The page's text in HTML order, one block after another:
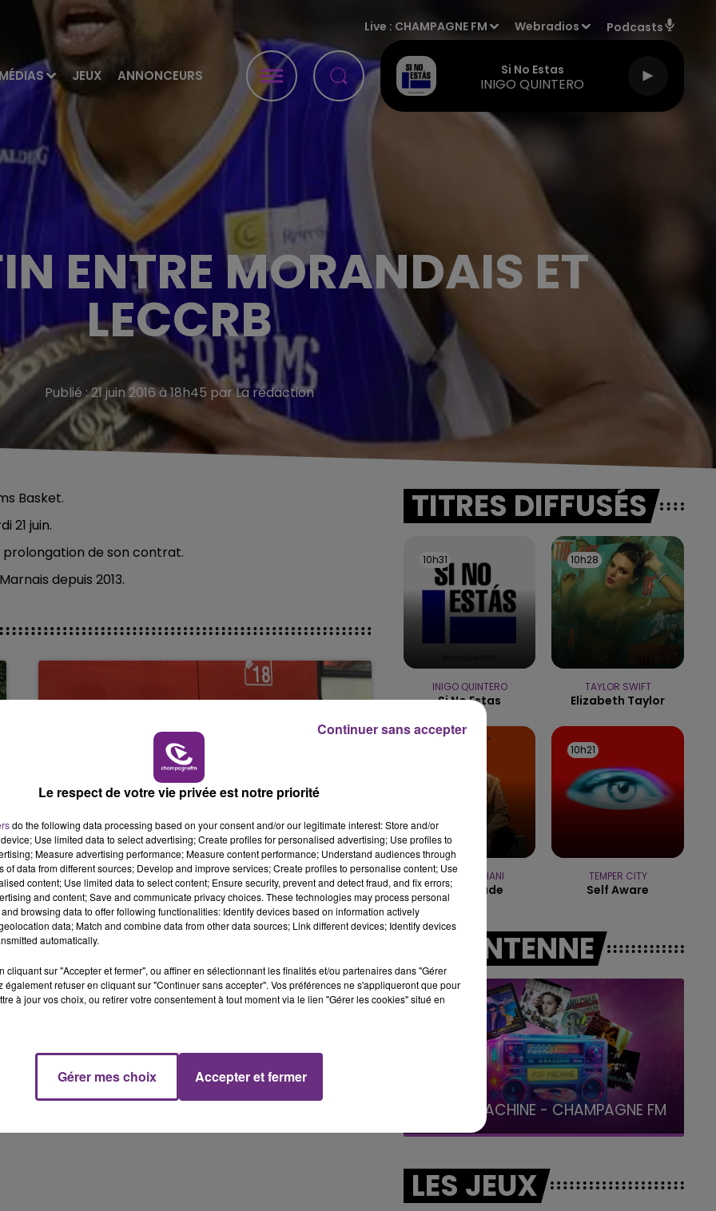
JEUX ANNONCEURS
Live : CHAMPAGNE FM Webradios Podcasts
Si No Estas
INIGO QUINTERO
LA RADIO POP
15h00 - 19h00
LE CLUB CHAMPAGNE FM
ENTRE MORANDAIS ET
LECCRB
Publié : 21 juin 2016 à 18h45 par La rédaction
Basket.
21 juin.
prolongation de son contrat.
depuis 2013.
UNE JEUNE AUTOMOBILISTE GRIÈVEMENT
BLESSÉE
Une automobiliste s'est retrouvée piégée dans
son véhicule après une collision avec un poids
lourd. Très grièvement blessée, la jeune femme
de 20 ans a été...
TITRES DIFFUSÉS
10h31
10h31
INIGO QUINTERO
Si No Estas
10h28
10h28
TAYLOR SWIFT
Elizabeth Taylor
CLARA LUCIANI
La Grenade
10h21
10h21
TEMPER CITY
Self Aware
A L'ANTENNE
LA POP MACHINE - CHAMPAGNE FM
LES JEUX
Le respect de votre vie privée est notre priorité
do the following data processing based on your consent and/or our legitimate interest: Store and/or
Use limited data to select advertising; Create profiles for personalised advertising; Use profiles to
Measure advertising performance; Measure content performance; Understand audiences through
of data from different sources; Develop and improve services; Create profiles to personalise content; Use
content; Use limited data to select content; Ensure security, prevent and detect fraud, and fix errors;
and content; Save and communicate privacy choices. These technologies may process personal
browsing data to offer following functionalities: Identify devices based on information actively
data; Match and combine data from other data sources; Link different devices; Identify devices
automatically.
cliquant sur "Accepter et fermer", ou affiner en sélectionnant les finalités et/ou partenaires dans "Gérer
également refuser en cliquant sur "Continuer sans accepter". Vos préférences ne s'appliqueront que pour
à jour vos choix, ou retirer votre consentement à tout moment via le lien "Gérer les cookies" situé en
Gérer mes choix Accepter et fermer
Continuer sans accepter